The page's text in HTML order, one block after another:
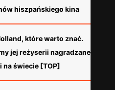
hiszpańskiego kina
które warto znać.
jej reżyserii nagradzane
na świecie [TOP]